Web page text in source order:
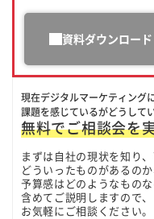
資料ダウンロード
現在デジタルマーケティング
課題を感じているがどうして
無料でご相談会を
まずは自社の現状を知り
どういったものがあるのか
予算感はどのようなもの
含めてご説明しますので、
お気軽にご相談ください。